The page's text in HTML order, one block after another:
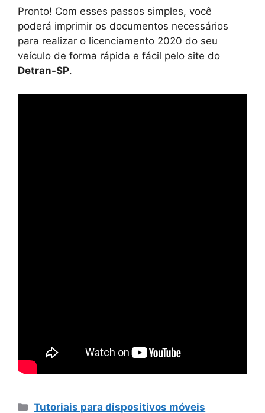
Pronto! Com esses passos simples, você
poderá imprimir os documentos necessários
para realizar o licenciamento 2020 do seu
veículo de forma rápida e fácil pelo site do
Detran-SP.
Categorias
Tutoriais para dispositivos móveis